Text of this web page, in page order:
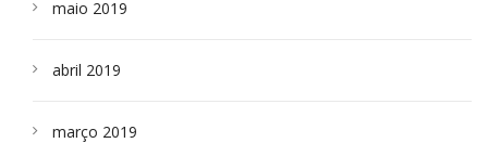
maio 2019
abril 2019
março 2019